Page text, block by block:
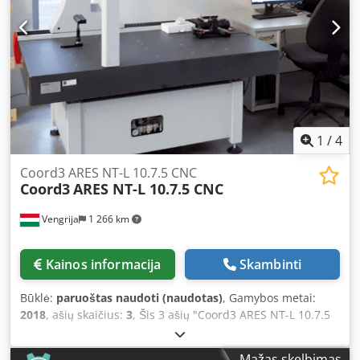
1 /4
Vengrija 1 266 km
Coord3 ARES NT-L 10.7.5 CNC
Coord3ARES NT-L 10.7.5 CNC
Kainos informacija Skambinti
Būklė: paruoštas naudoti (naudotas), Gamybos metai:
2018, ašių skaičius: 3, Šis 3 ašių "Coord3 ARES NT-L 10.7.5
CNC" pagamintas 2018 m. Jame įmontuota didelio tikslumo
RENISHAW PH20 motorizuota indeksavimo zondo galvutė,